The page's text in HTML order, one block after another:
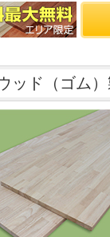
ッド（ゴム